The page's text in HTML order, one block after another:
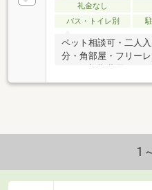
礼金なし
バス・トイレ別
ペット相談可・二人
分・角部屋・フリー
ア可・初期費用カード
1